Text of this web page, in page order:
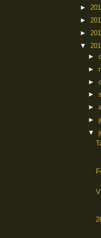
►
►
►
▼
►
►
►
►
►
►
▼